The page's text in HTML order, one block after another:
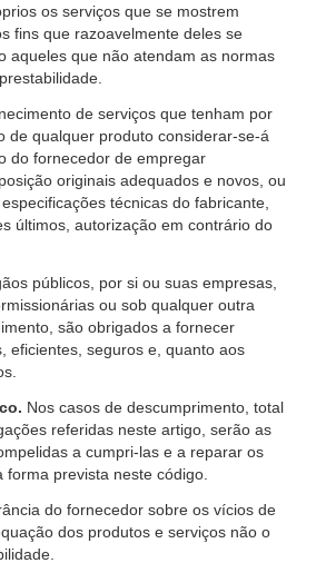
os serviços que se mostrem
fins que razoavelmente deles se
aqueles que não atendam as normas
de serviços que tenham por
de qualquer produto considerar-se-á
do fornecedor de empregar
originais adequados e novos, ou
técnicas do fabricante,
últimos, autorização em contrário do
públicos, por si ou suas empresas,
ou sob qualquer outra
são obrigados a fornecer
eficientes, seguros e, quanto aos
Nos casos de descumprimento, total
referidas neste artigo, serão as
a cumpri-las e a reparar os
prevista neste código.
do fornecedor sobre os vícios de
dos produtos e serviços não o